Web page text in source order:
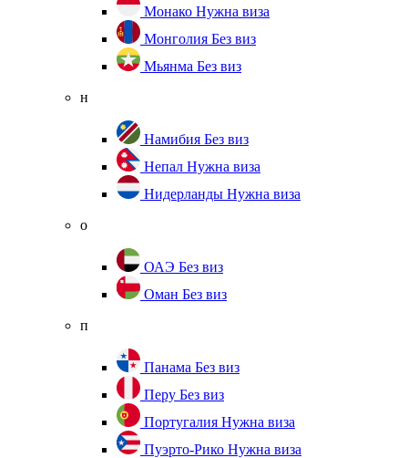
Монако Нужна виза
Монголия Без виз
Мьянма Без виз
н
Намибия Без виз
Непал Нужна виза
Нидерланды Нужна виза
о
ОАЭ Без виз
Оман Без виз
п
Панама Без виз
Перу Без виз
Португалия Нужна виза
Пуэрто-Рико Нужна виза